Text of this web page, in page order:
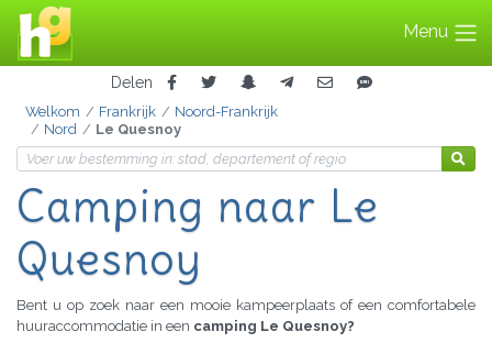
Menu
Delen
Welkom Frankrijk
Noord-Frankrijk
Nord
Le Quesnoy
Camping naar Le
Quesnoy
Bent u op zoek naar een mooie kampeerplaats of een comfortabele
huuraccommodatie in een camping Le Quesnoy?